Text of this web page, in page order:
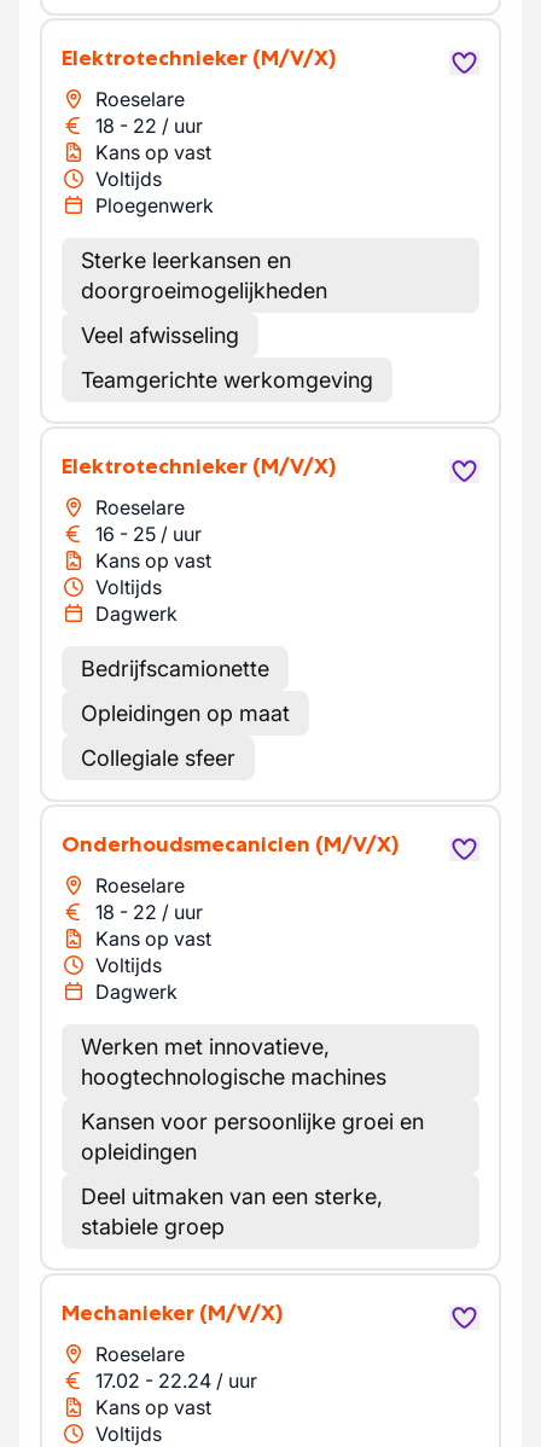
Elektrotechnieker (M/V/X)
Roeselare
18 - 22 / uur
Kans op vast
Voltijds
Ploegenwerk
Sterke leerkansen en
doorgroeimogelijkheden
Veel afwisseling
Teamgerichte werkomgeving
Elektrotechnieker (M/V/X)
Roeselare
16 - 25 / uur
Kans op vast
Voltijds
Dagwerk
Bedrijfscamionette
Opleidingen op maat
Collegiale sfeer
Onderhoudsmecanicien (M/V/X)
Roeselare
18 - 22 / uur
Kans op vast
Voltijds
Dagwerk
Werken met innovatieve,
hoogtechnologische machines
Kansen voor persoonlijke groei en
opleidingen
Deel uitmaken van een sterke,
stabiele groep
Mechanieker (M/V/X)
Roeselare
17.02 - 22.24 / uur
Kans op vast
Voltijds